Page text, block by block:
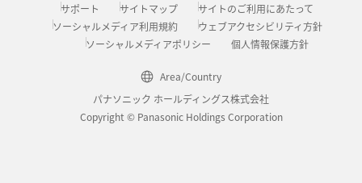
サポート サイトマップ
サイトのご利用にあたって
ソーシャルメディア利用規約
ウェブアクセシビリティ方針
ソーシャルメディアポリシー
個人情報保護方針
Area/Country
パナソニック ホールディングス株式会社
Copyright © Panasonic Holdings Corporation